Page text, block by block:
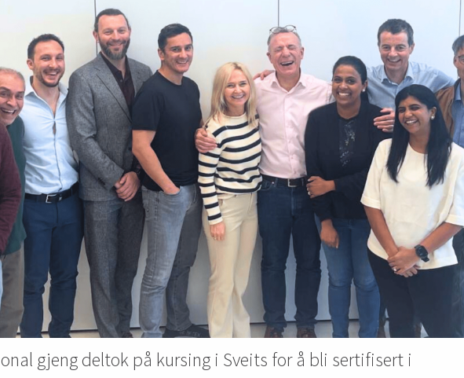
gjeng deltok på kursing i Sveits for å bli sertifisert i